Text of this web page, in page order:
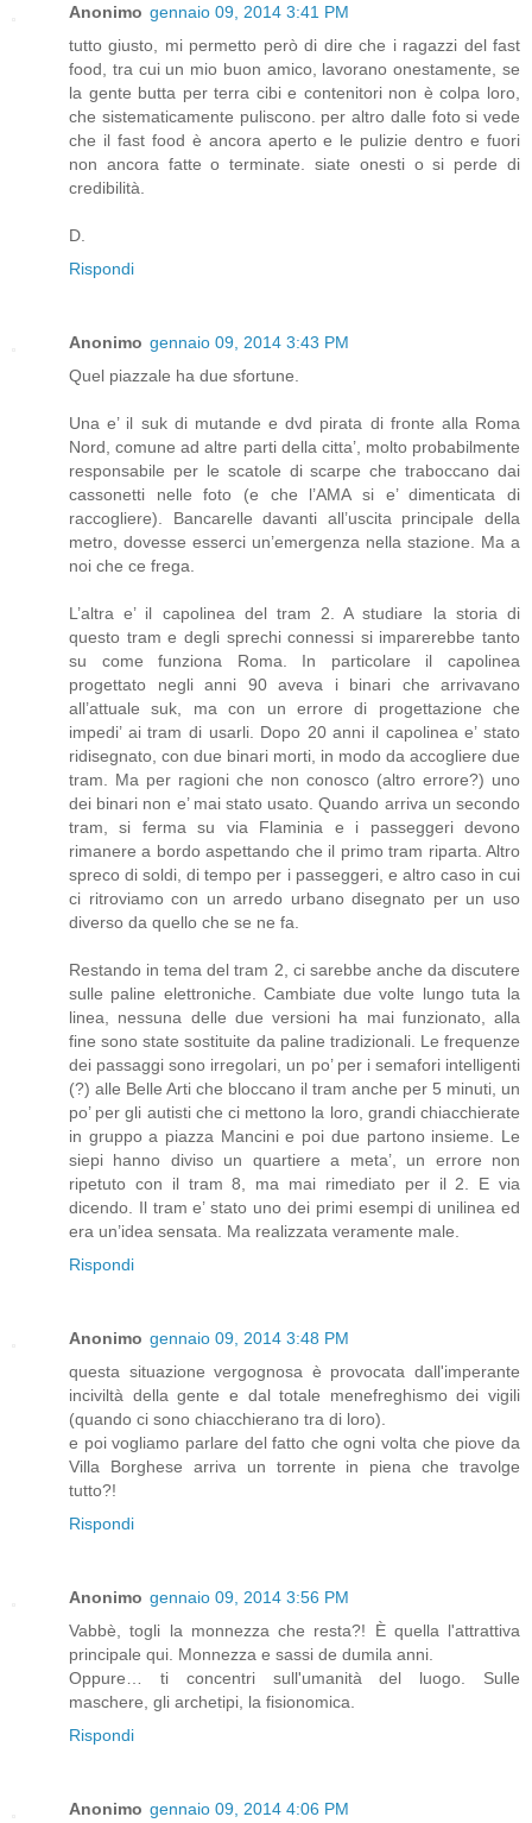
Anonimo gennaio 09, 2014 3:41 PM
tutto giusto, mi permetto però di dire che i ragazzi del fast
food, tra cui un mio buon amico, lavorano onestamente, se
la gente butta per terra cibi e contenitori non è colpa loro,
che sistematicamente puliscono. per altro dalle foto si vede
che il fast food è ancora aperto e le pulizie dentro e fuori
non ancora fatte o terminate. siate onesti o si perde di
credibilità.
D.
Rispondi
Anonimo gennaio 09, 2014 3:43 PM
Quel piazzale ha due sfortune.
Una e’ il suk di mutande e dvd pirata di fronte alla Roma
Nord, comune ad altre parti della citta’, molto probabilmente
responsabile per le scatole di scarpe che traboccano dai
cassonetti nelle foto (e che l’AMA si e’ dimenticata di
raccogliere). Bancarelle davanti all’uscita principale della
metro, dovesse esserci un’emergenza nella stazione. Ma a
noi che ce frega.
L’altra e’ il capolinea del tram 2. A studiare la storia di
questo tram e degli sprechi connessi si imparerebbe tanto
su come funziona Roma. In particolare il capolinea
progettato negli anni 90 aveva i binari che arrivavano
all’attuale suk, ma con un errore di progettazione che
impedi’ ai tram di usarli. Dopo 20 anni il capolinea e’ stato
ridisegnato, con due binari morti, in modo da accogliere due
tram. Ma per ragioni che non conosco (altro errore?) uno
dei binari non e’ mai stato usato. Quando arriva un secondo
tram, si ferma su via Flaminia e i passeggeri devono
rimanere a bordo aspettando che il primo tram riparta. Altro
spreco di soldi, di tempo per i passeggeri, e altro caso in cui
ci ritroviamo con un arredo urbano disegnato per un uso
diverso da quello che se ne fa.
Restando in tema del tram 2, ci sarebbe anche da discutere
sulle paline elettroniche. Cambiate due volte lungo tuta la
linea, nessuna delle due versioni ha mai funzionato, alla
fine sono state sostituite da paline tradizionali. Le frequenze
dei passaggi sono irregolari, un po’ per i semafori intelligenti
(?) alle Belle Arti che bloccano il tram anche per 5 minuti, un
po’ per gli autisti che ci mettono la loro, grandi chiacchierate
in gruppo a piazza Mancini e poi due partono insieme. Le
siepi hanno diviso un quartiere a meta’, un errore non
ripetuto con il tram 8, ma mai rimediato per il 2. E via
dicendo. Il tram e’ stato uno dei primi esempi di unilinea ed
era un’idea sensata. Ma realizzata veramente male.
Rispondi
Anonimo gennaio 09, 2014 3:48 PM
questa situazione vergognosa è provocata dall'imperante
inciviltà della gente e dal totale menefreghismo dei vigili
(quando ci sono chiacchierano tra di loro).
e poi vogliamo parlare del fatto che ogni volta che piove da
Villa Borghese arriva un torrente in piena che travolge
tutto?!
Rispondi
Anonimo gennaio 09, 2014 3:56 PM
Vabbè, togli la monnezza che resta?! È quella l'attrattiva
principale qui. Monnezza e sassi de dumila anni.
Oppure… ti concentri sull'umanità del luogo. Sulle
maschere, gli archetipi, la fisionomica.
Rispondi
Anonimo gennaio 09, 2014 4:06 PM